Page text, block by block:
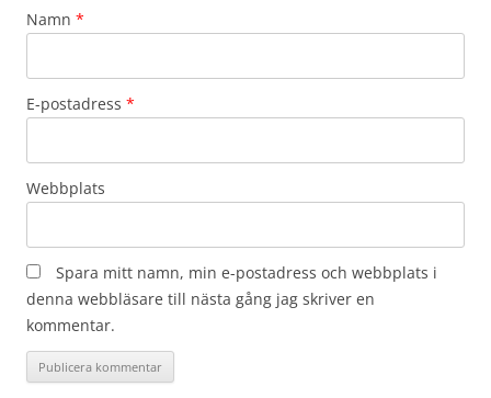
Namn *
E-postadress *
Webbplats
Spara mitt namn, min e-postadress och webbplats i
denna webbläsare till nästa gång jag skriver en
kommentar.